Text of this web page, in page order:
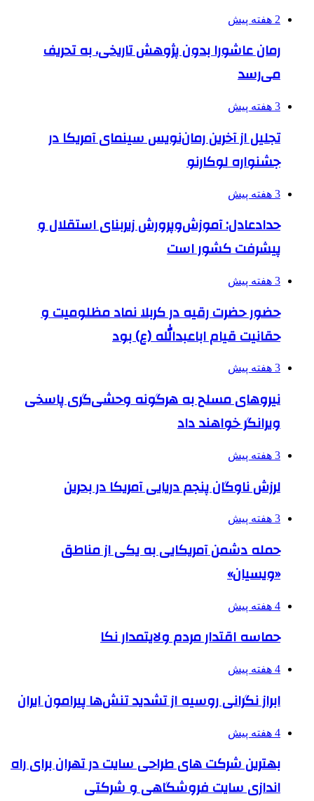
2 هفته پیش
رمان عاشورا بدون پژوهش تاریخی، به تحریف
می‌رسد
3 هفته پیش
تجلیل از آخرین رمان‌نویس سینمای آمریکا در
جشنواره لوکارنو
3 هفته پیش
حدادعادل: آموزش‌وپرورش زیربنای استقلال و
پیشرفت کشور است
3 هفته پیش
حضور حضرت رقیه در کربلا نماد مظلومیت و
حقانیت قیام اباعبدالله (ع) بود
3 هفته پیش
نیروهای مسلح به هرگونه وحشی‌گری پاسخی
ویرانگر خواهند داد
3 هفته پیش
لرزش ناوگان پنجم دریایی آمریکا در بحرین
3 هفته پیش
حمله دشمن آمریکایی به یکی از مناطق
«ویسیان»
4 هفته پیش
حماسه اقتدار مردم ولایتمدار نکا
4 هفته پیش
ابراز نگرانی روسیه از تشدید تنش‌ها پیرامون ایران
4 هفته پیش
بهترین شرکت های طراحی سایت در تهران برای راه
اندازی سایت فروشگاهی و شرکتی